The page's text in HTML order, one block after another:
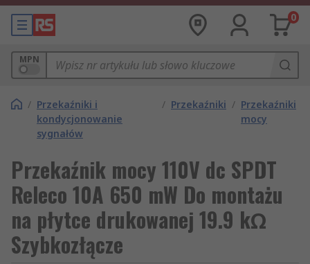
0
MPN
/ Przekaźniki i
kondycjonowanie
sygnałów
/ Przekaźniki / Przekaźniki
mocy
Przekaźnik mocy 110V dc SPDT
Releco 10A 650 mW Do montażu
na płytce drukowanej 19.9 kΩ
Szybkozłącze